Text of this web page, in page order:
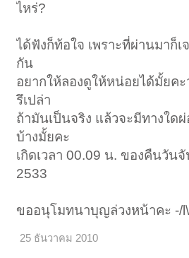
ไหร่?
ได้ฟังก็ท้อใจ เพราะที่ผ่านมาก็
กัน
อยากให้ลองดูให้หน่อยได้มั้ยคะ
รึเปล่า
ถ้ามันเป็นจริง แล้วจะมีทางใด
บ้างมั้ยคะ
เกิดเวลา 00.09 น. ของคืนวัน
2533
ขออนุโมทนาบุญล่วงหน้าคะ -/
25 ธันวาคม 2010